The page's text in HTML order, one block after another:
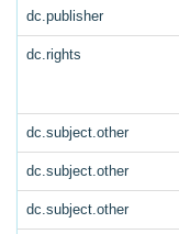
dc.publisher
dc.rights
dc.subject.other
dc.subject.other
dc.subject.other